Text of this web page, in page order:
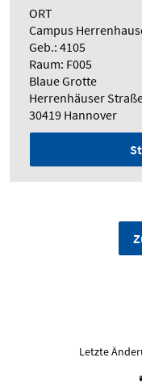
ORT
Campus
Geb.: 4105
Raum: F005
Blaue Grotte
Herrenhäuser
30419 Hannover
Letzte